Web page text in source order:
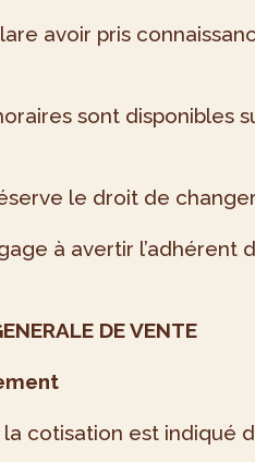
avoir pris
sont disponibles
le droit de
à avertir
DE VENTE
cotisation est indiqué